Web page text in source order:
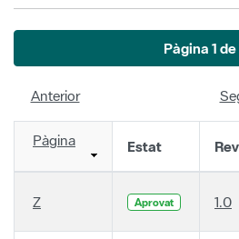
Pàgina 1 de
Anterior
Pàgina Estat
Z Aprovat 1.0